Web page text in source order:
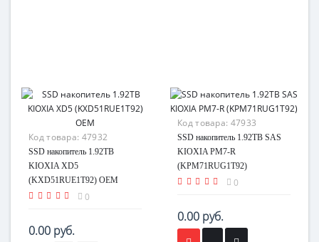
Код товара: 47932
SSD накопитель 1.92TB
KIOXIA XD5
(KXD51RUE1T92) OEM
0
0.00 руб.
Код товара: 47933
SSD накопитель 1.92TB SAS
KIOXIA PM7-R
(KPM71RUG1T92)
0
0.00 руб.